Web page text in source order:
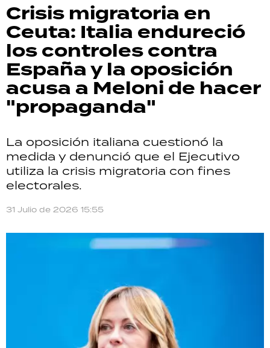
Crisis migratoria en
Ceuta: Italia endureció
los controles contra
España y la oposición
acusa a Meloni de hacer
"propaganda"
La oposición italiana cuestionó la
medida y denunció que el Ejecutivo
utiliza la crisis migratoria con fines
electorales.
31 Julio de 2026 15:55